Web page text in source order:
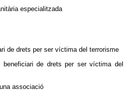
especialitzada
de drets per ser víctima del terrorisme
beneficiari de drets per ser víctima del
associació